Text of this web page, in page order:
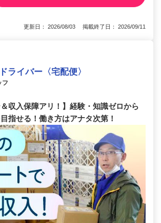
更新日： 2026/08/03 掲載終了日： 2026/09/11
ライバー〈宅配便〉
フ
＆収入保障アリ！】経験・知識ゼロから
指せる！働き方はアナタ次第！